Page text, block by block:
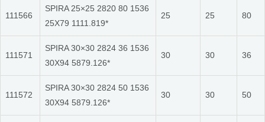
111566
SPIRA 25×25 2820 80 1536
25X79 1111.819*
25 25 80
111571
SPIRA 30×30 2824 36 1536
30X94 5879.126*
30 30 36
111572
SPIRA 30×30 2824 50 1536
30X94 5879.126*
30 30 50